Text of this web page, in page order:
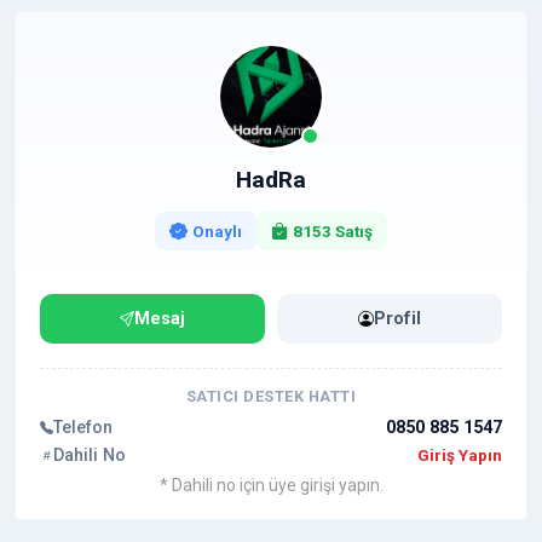
⭐ Kimler İçin Uygundur?
☑️ Eskişehir merkezli işletmeler ve hizmet firmaları
☑️ Restoran, cafe ve yerel işletmeler
☑️ Sağlık merkezleri ve klinikler
☑️ Eğitim kurumları ve kurs merkezleri
☑️ Gayrimenkul ve proje tanıtımı yapan şirketler
☑️ Finans ve danışmanlık firmaları
⭐ Hizmet İçeriği
SEO uyumlu profesyonel tanıtım yazısı
hazırlanması
✔️ Tanıtım yazısı içerisindedofollow bağlantı
HadRa
Onaylı 8153 Satış
Mesaj Profil
SATICI DESTEK HATTI
Telefon
0850 885 1547
Dahili No
Giriş Yapın
* Dahili no için üye girişi yapın.